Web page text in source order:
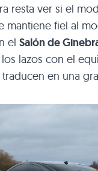
resta ver si el
mantiene fiel al
el Salón de
lazos con el
en una